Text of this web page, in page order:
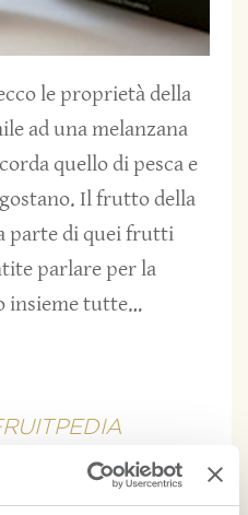
le proprietà della
ad una melanzana
quello di pesca e
Il frutto della
parte di quei frutti
parlare per la
insieme tutte…
di cui